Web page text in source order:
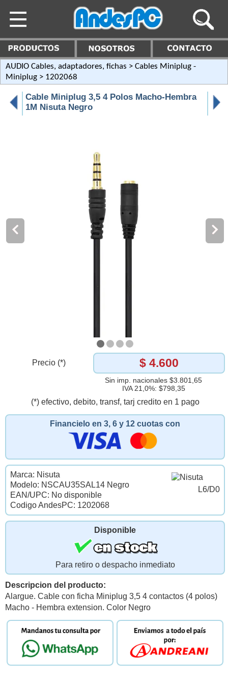
AUDIO Cables, adaptadores, fichas > Cables Miniplug -
Miniplug > 1202068
Cable Miniplug 3,5 4 Polos Macho-Hembra
1M Nisuta Negro
Precio (*) $ 4.600
Sin imp. nacionales $3.801,65
IVA 21,0%: $798,35
(*) efectivo, debito, transf, tarj credito en 1 pago
Financielo en 3, 6 y 12 cuotas con
L6/D0
Marca: Nisuta
Modelo: NSCAU35SAL14 Negro
EAN/UPC: No disponible
Codigo AndesPC: 1202068
Disponible
Para retiro o despacho inmediato
Descripcion del producto:
Alargue. Cable con ficha Miniplug 3,5 4 contactos (4 polos)
Macho - Hembra extension. Color Negro